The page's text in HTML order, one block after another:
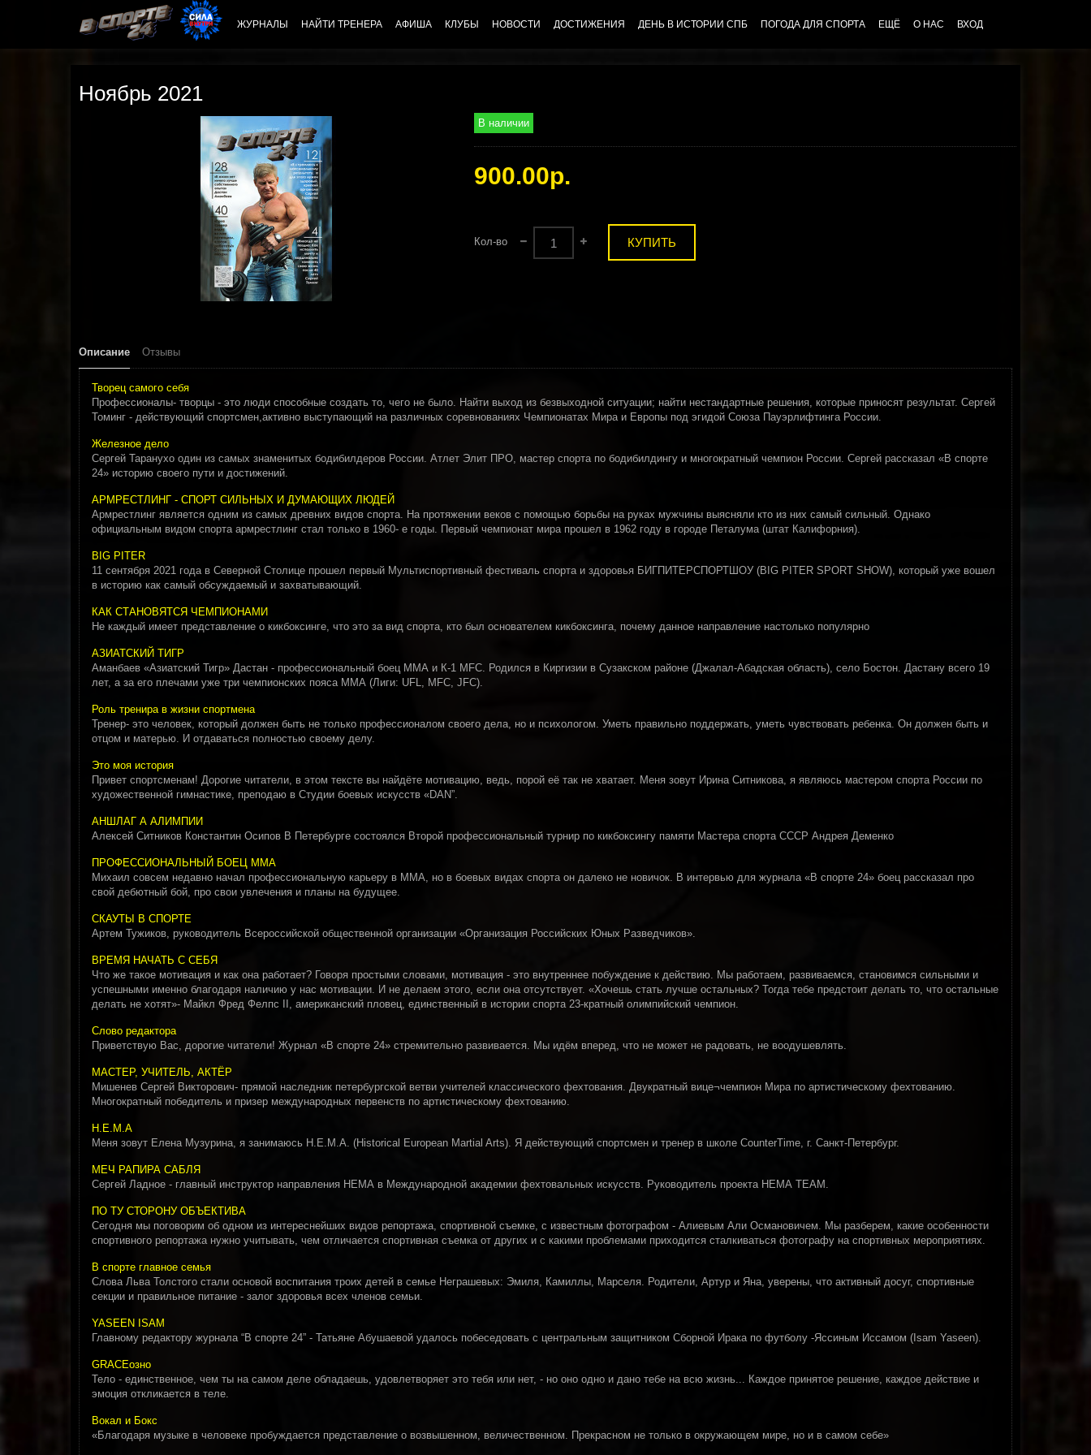
ЖУРНАЛЫ НАЙТИ ТРЕНЕРА АФИША КЛУБЫ НОВОСТИ ДОСТИЖЕНИЯ ДЕНЬ В ИСТОРИИ СПБ ПОГОДА ДЛЯ СПОРТА ЕЩЁ О НАС ВХОД
Ноябрь 2021
В наличии
900.00р.
Кол-во КУПИТЬ
Описание Отзывы
Творец самого себя
Профессионалы- творцы - это люди способные создать то, чего не было. Найти выход из безвыходной ситуации; найти нестандартные решения, которые приносят результат. Сергей
Томинг - действующий спортсмен,активно выступающий на различных соревнованиях Чемпионатах Мира и Европы под эгидой Союза Пауэрлифтинга России.
Железное дело
Сергей Таранухо один из самых знаменитых бодибилдеров России. Атлет Элит ПРО, мастер спорта по бодибилдингу и многократный чемпион России. Сергей рассказал «В спорте
24» историю своего пути и достижений.
АРМРЕСТЛИНГ - СПОРТ СИЛЬНЫХ И ДУМАЮЩИХ ЛЮДЕЙ
Армрестлинг является одним из самых древних видов спорта. На протяжении веков с помощью борьбы на руках мужчины выясняли кто из них самый сильный. Однако
официальным видом спорта армрестлинг стал только в 1960- е годы. Первый чемпионат мира прошел в 1962 году в городе Петалума (штат Калифорния).
BIG PITER
11 сентября 2021 года в Северной Столице прошел первый Мультиспортивный фестиваль спорта и здоровья БИГПИТЕРСПОРТШОУ (BIG PITER SPORT SHOW), который уже вошел
в историю как самый обсуждаемый и захватывающий.
КАК СТАНОВЯТСЯ ЧЕМПИОНАМИ
He каждый имеет представление о кикбоксинге, что это за вид спорта, кто был основателем кикбоксинга, почему данное направление настолько популярно
АЗИАТСКИЙ ТИГР
Аманбаев «Азиатский Тигр» Дастан - профессиональный боец ММА и К-1 MFC. Родился в Киргизии в Сузакском районе (Джалал-Абадская область), село Бостон. Дастану всего 19
лет, а за его плечами уже три чемпионских пояса ММА (Лиги: UFL, MFC, JFC).
Роль тренира в жизни спортмена
Тренер- это человек, который должен быть не только профессионалом своего дела, но и психологом. Уметь правильно поддержать, уметь чувствовать ребенка. Он должен быть и
отцом и матерью. И отдаваться полностью своему делу.
Это моя история
Привет спортсменам! Дорогие читатели, в этом тексте вы найдёте мотивацию, ведь, порой её так не хватает. Меня зовут Ирина Ситникова, я являюсь мастером спорта России по
художественной гимнастике, преподаю в Студии боевых искусств «DAN”.
АНШЛАГ А АЛИМПИИ
Алексей Ситников Константин Осипов В Петербурге состоялся Второй профессиональный турнир по кикбоксингу памяти Мастера спорта СССР Андрея Деменко
ПРОФЕССИОНАЛЬНЫЙ БОЕЦ ММА
Михаил совсем недавно начал профессиональную карьеру в ММА, но в боевых видах спорта он далеко не новичок. В интервью для журнала «В спорте 24» боец рассказал про
свой дебютный бой, про свои увлечения и планы на будущее.
СКАУТЫ В СПОРТЕ
Артем Тужиков, руководитель Всероссийской общественной организации «Организация Российских Юных Разведчиков».
ВРЕМЯ НАЧАТЬ С СЕБЯ
Что же такое мотивация и как она работает? Говоря простыми словами, мотивация - это внутреннее побуждение к действию. Мы работаем, развиваемся, становимся сильными и
успешными именно благодаря наличию у нас мотивации. И не делаем этого, если она отсутствует. «Хочешь стать лучше остальных? Тогда тебе предстоит делать то, что остальные
делать не хотят»- Майкл Фред Фелпс II, американский пловец, единственный в истории спорта 23-кратный олимпийский чемпион.
Слово редактора
Приветствую Вас, дорогие читатели! Журнал «В спорте 24» стремительно развивается. Мы идём вперед, что не может не радовать, не воодушевлять.
МАСТЕР, УЧИТЕЛЬ, АКТЁР
Мишенев Сергей Викторович- прямой наследник петербургской ветви учителей классического фехтования. Двукратный вице¬чемпион Мира по артистическому фехтованию.
Многократный победитель и призер международных первенств по артистическому фехтованию.
Н.Е.М.А
Меня зовут Елена Музурина, я занимаюсь Н.Е.М.А. (Historical European Martial Arts). Я действующий спортсмен и тренер в школе CounterTime, г. Санкт-Петербург.
МЕЧ РАПИРА САБЛЯ
Сергей Ладное - главный инструктор направления НЕМА в Международной академии фехтовальных искусств. Руководитель проекта НЕМА TEAM.
ПО ТУ СТОРОНУ ОБЪЕКТИВА
Сегодня мы поговорим об одном из интереснейших видов репортажа, спортивной съемке, с известным фотографом - Алиевым Али Османовичем. Мы разберем, какие особенности
спортивного репортажа нужно учитывать, чем отличается спортивная съемка от других и с какими проблемами приходится сталкиваться фотографу на спортивных мероприятиях.
В спорте главное семья
Слова Льва Толстого стали основой воспитания троих детей в семье Неграшевых: Эмиля, Камиллы, Марселя. Родители, Артур и Яна, уверены, что активный досуг, спортивные
секции и правильное питание - залог здоровья всех членов семьи.
YASEEN ISAM
Главному редактору журнала “В спорте 24” - Татьяне Абушаевой удалось побеседовать с центральным защитником Сборной Ирака по футболу -Яссиным Иссамом (Isam Yaseen).
GRACEозно
Тело - единственное, чем ты на самом деле обладаешь, удовлетворяет это тебя или нет, - но оно одно и дано тебе на всю жизнь... Каждое принятое решение, каждое действие и
эмоция откликается в теле.
Вокал и Бокс
«Благодаря музыке в человеке пробуждается представление о возвышенном, величественном. Прекрасном не только в окружающем мире, но и в самом себе»